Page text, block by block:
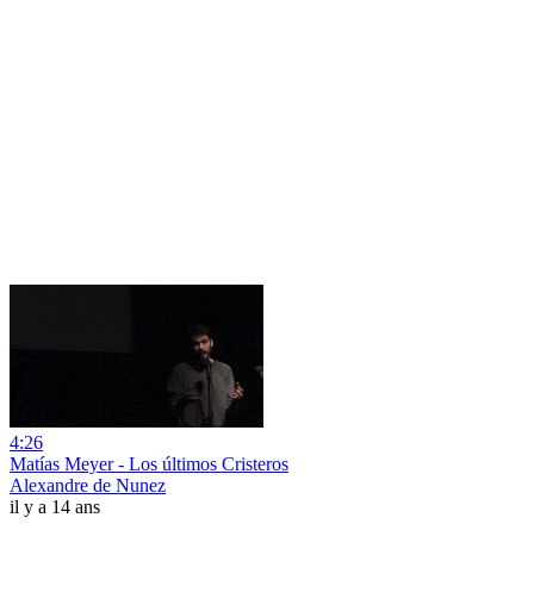
4:26
Matías Meyer - Los últimos Cristeros
Alexandre de Nunez
il y a 14 ans